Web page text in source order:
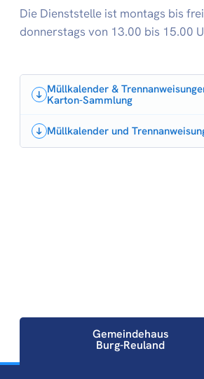
Die Dienststelle ist montags bis
donnerstags von 13.00 bis 15.00
Müllkalender &
Karton-Sammlung
Müllkalender und
Gemeindehaus
Burg-Reuland